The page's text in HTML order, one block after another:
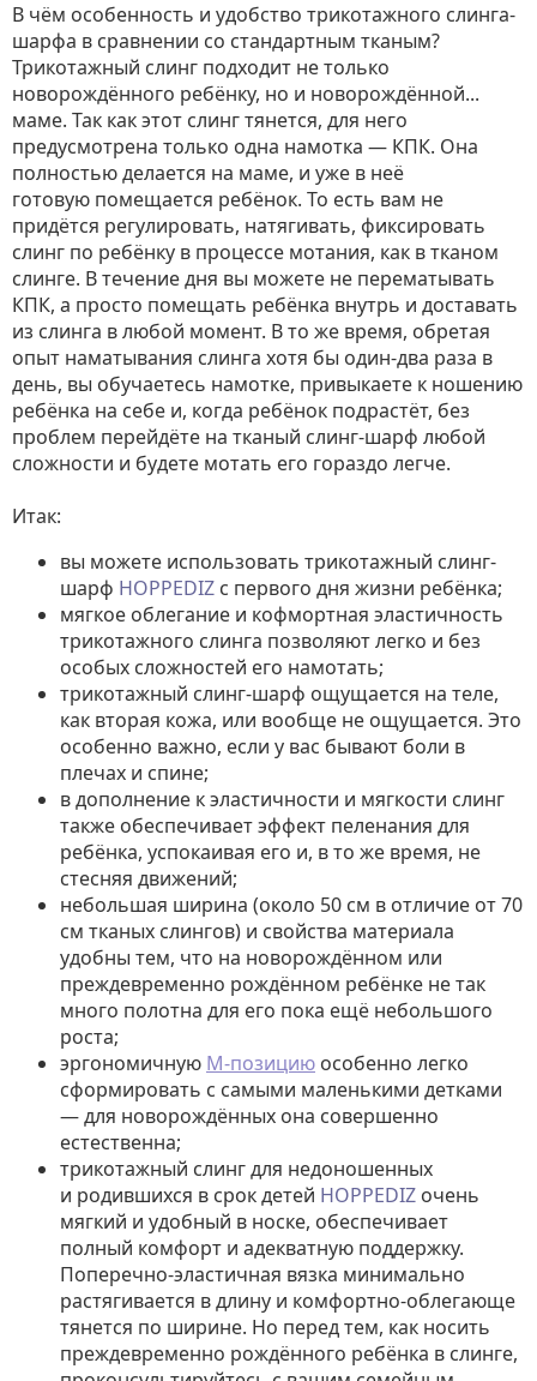
В чём особенность и удобство трикотажного слинга-
шарфа в сравнении со стандартным тканым?
Трикотажный слинг подходит не только
новорождённого ребёнку, но и новорождённой...
маме. Так как этот слинг тянется, для него
предусмотрена только одна намотка — КПК. Она
полностью делается на маме, и уже в неё
готовую помещается ребёнок. То есть вам не
придётся регулировать, натягивать, фиксировать
слинг по ребёнку в процессе мотания, как в тканом
слинге. В течение дня вы можете не перематывать
КПК, а просто помещать ребёнка внутрь и доставать
из слинга в любой момент. В то же время, обретая
опыт наматывания слинга хотя бы один-два раза в
день, вы обучаетесь намотке, привыкаете к ношению
ребёнка на себе и, когда ребёнок подрастёт, без
проблем перейдёте на тканый слинг-шарф любой
сложности и будете мотать его гораздо легче.
Итак:
вы можете использовать трикотажный слинг-
шарф HOPPEDIZ с первого дня жизни ребёнка;
мягкое облегание и кофмортная эластичность
трикотажного слинга позволяют легко и без
особых сложностей его намотать;
трикотажный слинг-шарф ощущается на теле,
как вторая кожа, или вообще не ощущается. Это
особенно важно, если у вас бывают боли в
плечах и спине;
в дополнение к эластичности и мягкости слинг
также обеспечивает эффект пеленания для
ребёнка, успокаивая его и, в то же время, не
стесняя движений;
небольшая ширина (около 50 см в отличие от 70
см тканых слингов) и свойства материала
удобны тем, что на новорождённом или
преждевременно рождённом ребёнке не так
много полотна для его пока ещё небольшого
роста;
эргономичную М-позицию особенно легко
сформировать с самыми маленькими детками
— для новорождённых она совершенно
естественна;
трикотажный слинг для недоношенных
и родившихся в срок детей HOPPEDIZ очень
мягкий и удобный в носке, обеспечивает
полный комфорт и адекватную поддержку.
Поперечно-эластичная вязка минимально
растягивается в длину и комфортно-облегающе
тянется по ширине. Но перед тем, как носить
преждевременно рождённого ребёнка в слинге,